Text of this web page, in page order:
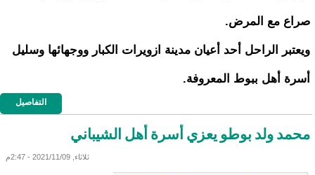
صراع مع المرض.
ويعتبر الراحل أحد أعيان مدينة ازويرات الكبار ووجهائها وسليل
أسرة أهل ببوط المعروفة.
التفاصيل
محمد ولد بوطو يعزي أسرة أهل الشيباني
ثلاثاء, 2021/11/09 - 2:47م